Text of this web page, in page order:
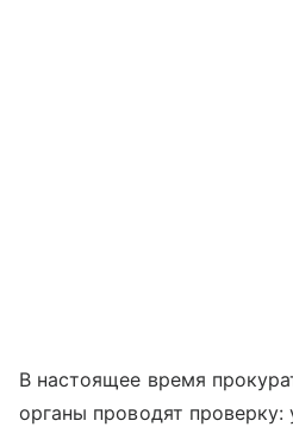
В настоящее время
органы проводят проверку: